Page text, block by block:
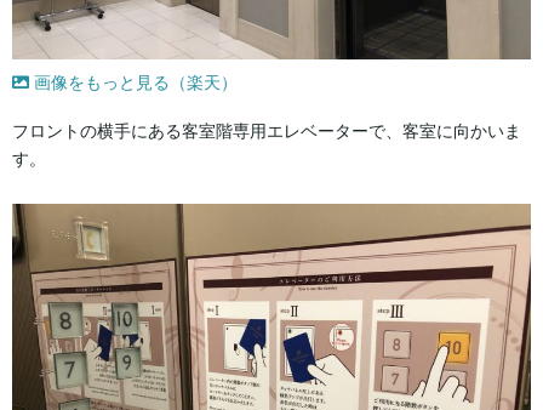
画像をもっと見る（楽天）
フロントの横手にある客室階専用エレベーターで、客室に向かいま
す。